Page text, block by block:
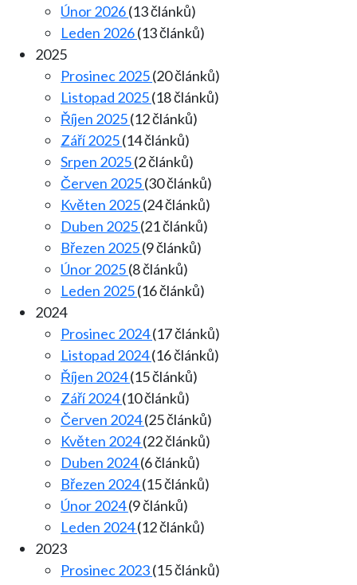
Únor 2026(13 článků)
Leden 2026(13 článků)
2025
Prosinec 2025(20 článků)
Listopad 2025(18 článků)
Říjen 2025(12 článků)
Září 2025(14 článků)
Srpen 2025(2 článků)
Červen 2025(30 článků)
Květen 2025(24 článků)
Duben 2025(21 článků)
Březen 2025(9 článků)
Únor 2025(8 článků)
Leden 2025(16 článků)
2024
Prosinec 2024(17 článků)
Listopad 2024(16 článků)
Říjen 2024(15 článků)
Září 2024(10 článků)
Červen 2024(25 článků)
Květen 2024(22 článků)
Duben 2024(6 článků)
Březen 2024(15 článků)
Únor 2024(9 článků)
Leden 2024(12 článků)
2023
Prosinec 2023(15 článků)